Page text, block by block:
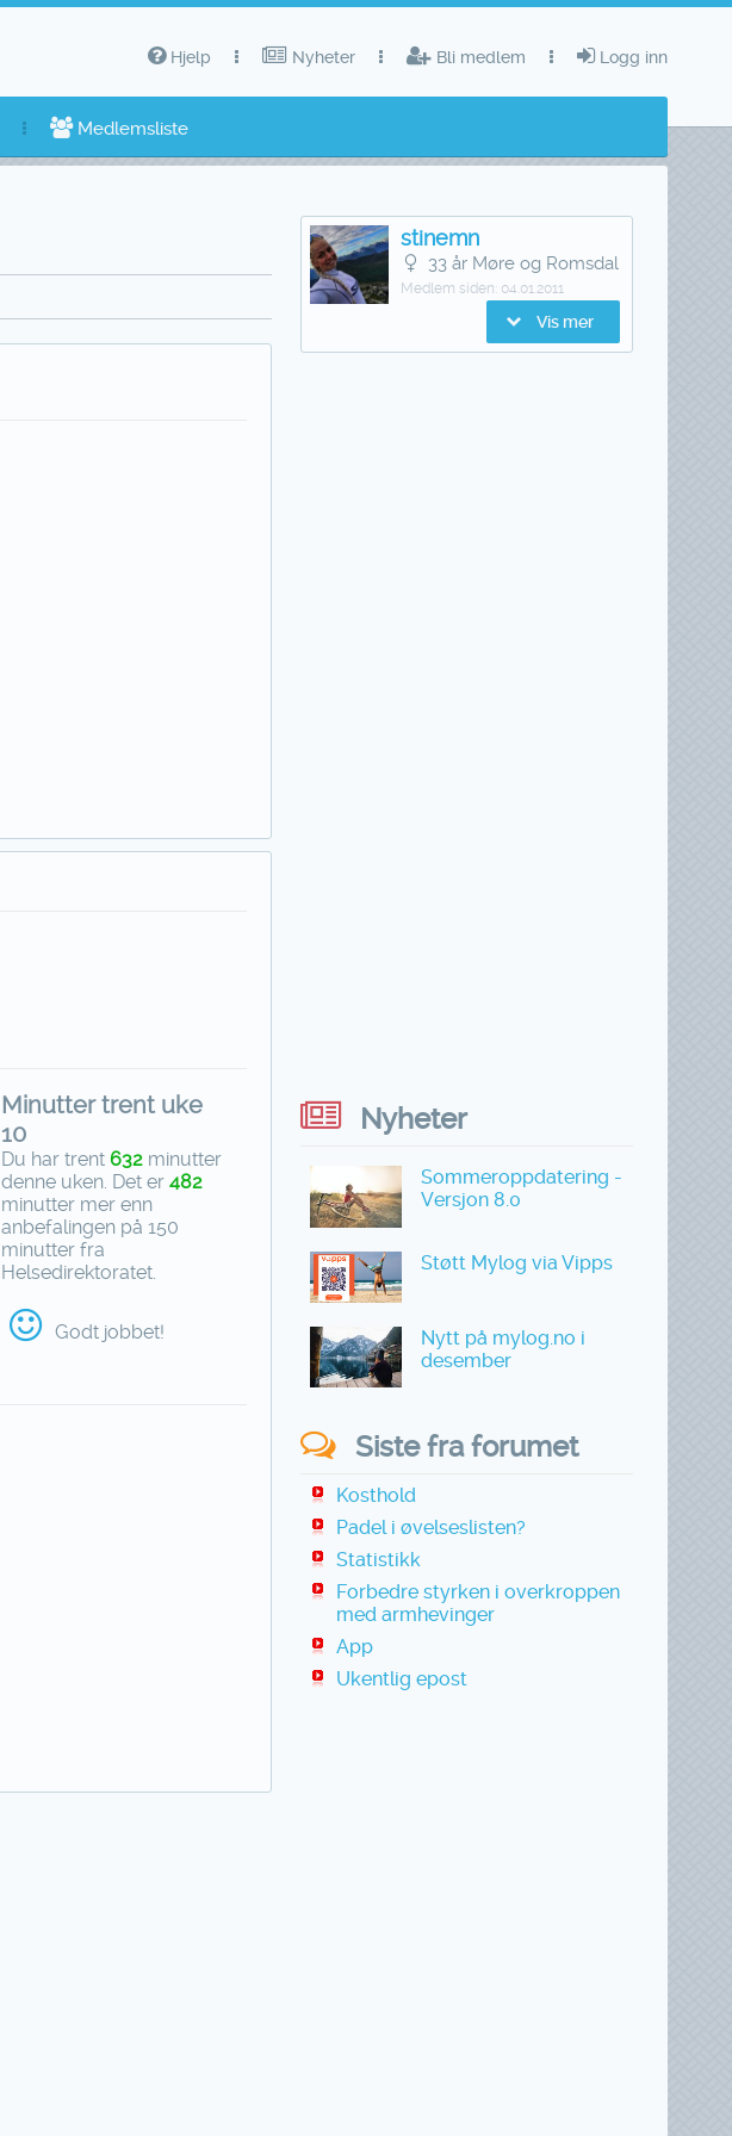
Logg inn
Bli medlem
Nyheter
Hjelp
Medlemsliste
Minutter trent uke
10
Du har trent 632 minutter
denne uken. Det er482
minutter mer enn
anbefalingen på 150
minutter fra
Helsedirektoratet.
Godt jobbet!
stinemn
33 år Møre og Romsdal
Medlem siden: 04.01.2011
Vis mer
Nyheter
Sommeroppdatering -
Versjon 8.0
Støtt Mylog via Vipps
Nytt på mylog.no i
desember
Siste fra forumet
Kosthold
Padel i øvelseslisten?
Statistikk
Forbedre styrken i overkroppen
med armhevinger
App
Ukentlig epost